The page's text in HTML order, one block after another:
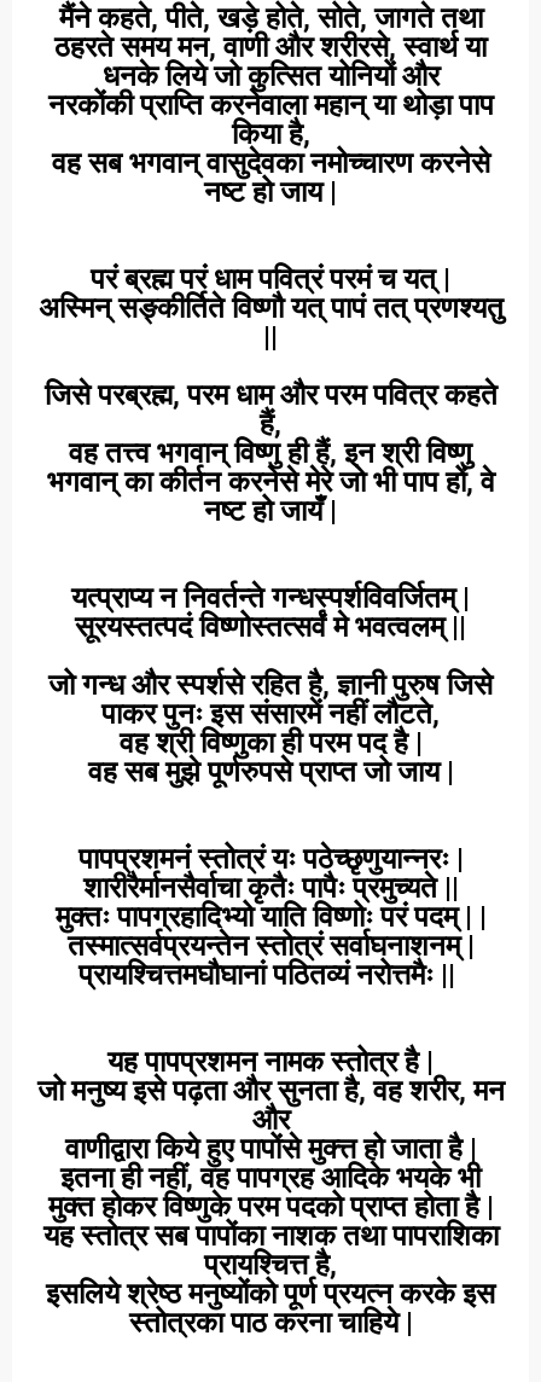
मैंने कहते, पीते, खड़े होते, सोते, जागते तथा
ठहरते समय मन, वाणी और शरीरसे, स्वार्थ या
धनके लिये जो कुत्सित योनियों और
नरकोंकी प्राप्ति करनेवाला महान् या थोड़ा पाप
किया है,
वह सब भगवान् वासुदेवका नमोच्चारण करनेसे
नष्ट हो जाय |
परं ब्रह्म परं धाम पवित्रं परमं च यत् |
अस्मिन् सङ्कीर्तिते विष्णौ यत् पापं तत् प्रणश्यतु
||
जिसे परब्रह्म, परम धाम और परम पवित्र कहते
हैं,
वह तत्त्व भगवान् विष्णु ही हैं, इन श्री विष्णु
भगवान् का कीर्तन करनेसे मेरे जो भी पाप हों, वे
नष्ट हो जायँ |
यत्प्राप्य न निवर्तन्ते गन्धस्पर्शविवर्जितम् |
सूरयस्तत्पदं विष्णोस्तत्सर्वं मे भवत्वलम् ||
जो गन्ध और स्पर्शसे रहित है, ज्ञानी पुरुष जिसे
पाकर पुनः इस संसारमें नहीं लौटते,
वह श्री विष्णुका ही परम पद है |
वह सब मुझे पूर्णरुपसे प्राप्त जो जाय |
पापप्रशमनं स्तोत्रं यः पठेच्छृणुयान्नरः |
शारीरैर्मानसैर्वाचा कृतैः पापैः प्रमुच्यते ||
मुक्तः पापग्रहादिभ्यो याति विष्णोः परं पदम् | |
तस्मात्सर्वप्रयन्तेन स्तोत्रं सर्वाघनाशनम् |
प्रायश्चित्तमघौघानां पठितव्यं नरोत्तमैः ||
यह पापप्रशमन नामक स्तोत्र है |
जो मनुष्य इसे पढ़ता और सुनता है, वह शरीर, मन
और
वाणीद्वारा किये हुए पापोंसे मुक्त्त हो जाता है |
इतना ही नहीं, वह पापग्रह आदिके भयके भी
मुक्त होकर विष्णुके परम पदको प्राप्त होता है |
यह स्तोत्र सब पापोंका नाशक तथा पापराशिका
प्रायश्चित्त है,
इसलिये श्रेष्ठ मनुष्योंको पूर्ण प्रयत्न करके इस
स्तोत्रका पाठ करना चाहिये |